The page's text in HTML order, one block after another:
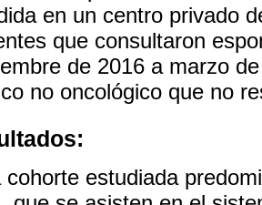
en un centro privado
que consultaron
de 2016 a marzo
no oncológico que no
cohorte estudiada